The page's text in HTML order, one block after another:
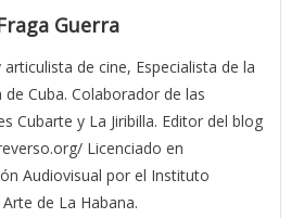
Guerra
de cine, Especialista de la
de Cuba. Colaborador de las
Cubarte y La Jiribilla. Editor del blog
Licenciado en
Audiovisual por el Instituto
de La Habana.